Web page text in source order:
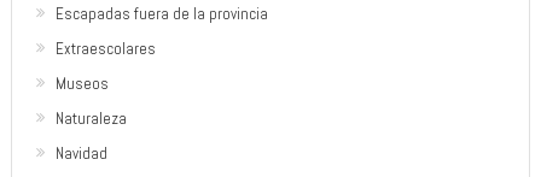
Escapadas fuera de la provincia
Extraescolares
Museos
Naturaleza
Navidad